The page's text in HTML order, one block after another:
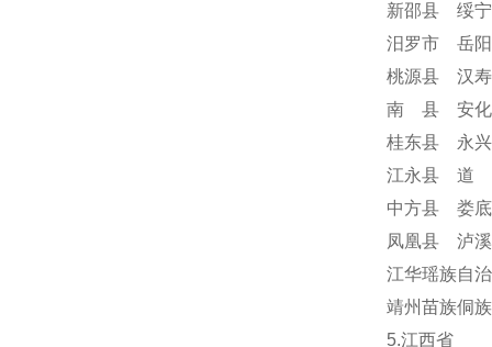
新邵县 绥
汨罗市 岳
桃源县 汉
南 县 安化
桂东县 永
江永县 道
中方县 娄
凤凰县 泸
江华瑶族自
靖州苗族侗
5.江西省